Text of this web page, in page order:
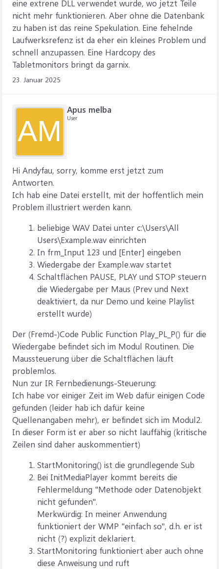
eine extrene DLL verwendet wurde, wo jetzt Teile
nicht mehr funktionieren. Aber ohne die Datenbank
zu haben ist das reine Spekulation. Eine fehelnde
Laufwerksrefenz ist da eher ein kleines Problem und
schnell anzupassen. Eine Hardcopy des
Tabletmonitors bringt da garnix.
23. Januar 2025
AM
Apus melba
User
Hi Andyfau, sorry, komme erst jetzt zum
Antworten.
Ich hab eine Datei erstellt, mit der hoffentlich mein
Problem illustriert werden kann.
beliebige WAV Datei unter c:\Users\All
Users\Example.wav einrichten
In frm_Input 123 und [Enter] eingeben
Wiedergabe der Example.wav startet
Schaltflächen PAUSE, PLAY und STOP steuern
die Wiedergabe per Maus (Prev und Next
deaktiviert, da nur Demo und keine Playlist
erstellt wurde)
Der (Fremd-)Code Public Function Play_PL_P() für die
Wiedergabe befindet sich im Modul Routinen. Die
Maussteuerung über die Schaltflächen läuft
problemlos.
Nun zur IR Fernbedienungs-Steuerung:
Ich habe vor einiger Zeit im Web dafür einigen Code
gefunden (leider hab ich dafür keine
Quellenangaben mehr), er befindet sich im Modul2.
In dieser Form ist er aber so nicht lauffähig (kritische
Zeilen sind daher auskommentiert)
StartMonitoring() ist die grundlegende Sub
Bei InitMediaPlayer kommt bereits die
Fehlermeldung "Methode oder Datenobjekt
nicht gefunden".
Merkwürdig: In meiner Anwendung
funktioniert der WMP "einfach so", d.h. er ist
nicht (?) explizit deklariert.
StartMonitoring funktioniert aber auch ohne
diese Anweisung und ruft